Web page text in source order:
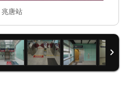
兆唐站